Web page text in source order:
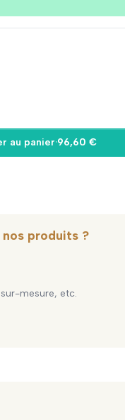
au panier·96,60 €
nos produits ?
mesure, etc.